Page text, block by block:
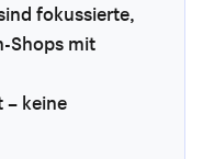
fokussierte,
Shops mit
– keine